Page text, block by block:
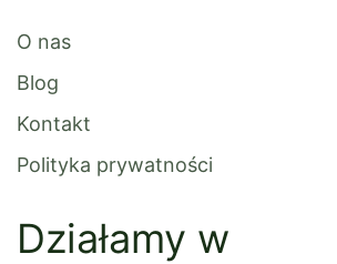
O nas
Blog
Kontakt
Polityka prywatności
Działamy w